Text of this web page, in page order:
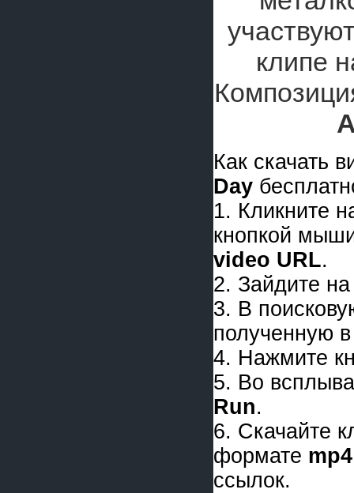
клипе
Как скачать
Day
1. Кликните
кнопкой
video URL.
2. Зайдите
3. В
полученную
4. Нажмите
5. Во
Run.
6. Скачайте
формате mp4
ссылок.